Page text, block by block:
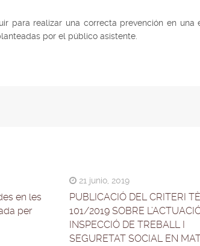
para realizar una correcta prevención en una
por el público asistente.
en les
per
21 junio, 2019
PUBLICACIÓ DEL CRITERI
101/2019 SOBRE
INSPECCIÓ DE TREBALL I
SEGURETAT SOCIAL EN